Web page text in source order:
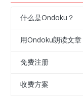
什么是Ondoku？
用Ondoku朗读文章
免费注册
收费方案